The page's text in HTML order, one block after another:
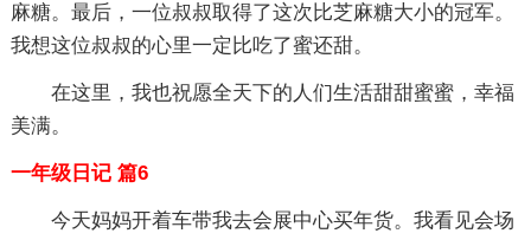
麻糖。最后，一位叔叔取得了这次比芝麻糖大小的冠军。
我想这位叔叔的心里一定比吃了蜜还甜。
在这里，我也祝愿全天下的人们生活甜甜蜜蜜，幸福
美满。
一年级日记 篇6
今天妈妈开着车带我去会展中心买年货。我看见会场